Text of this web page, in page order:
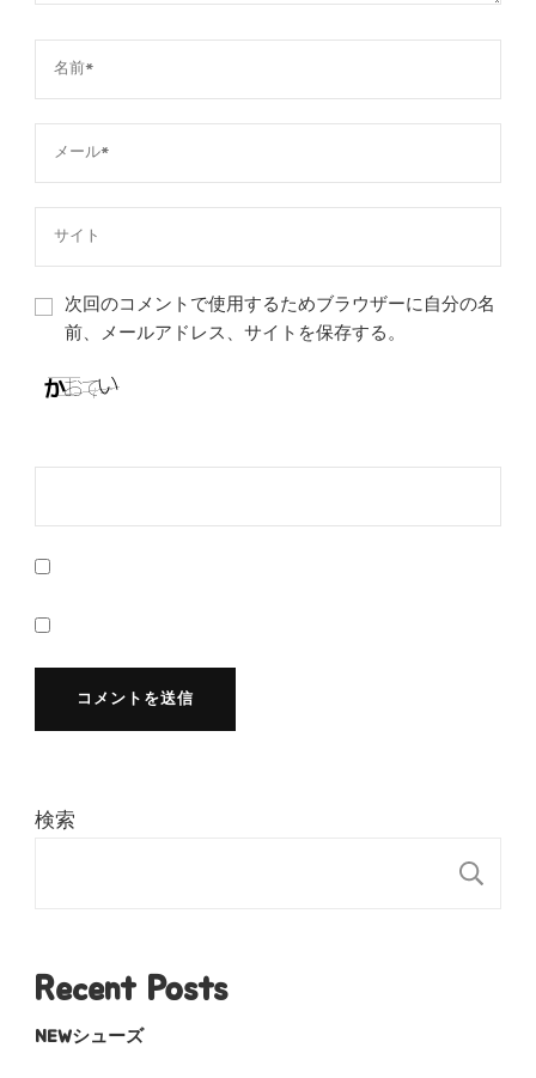
次回のコメントで使用するためブラウザーに自分の名
前、メールアドレス、サイトを保存する。
検索
Recent Posts
NEWシューズ